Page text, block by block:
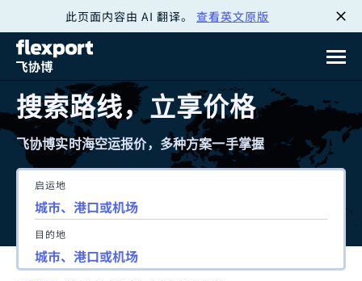
此页面内容由 AI 翻译。 查看英文原版
搜索路线，立享价格
飞协博实时海空运报价，多种方案一手掌握
启运地
目的地